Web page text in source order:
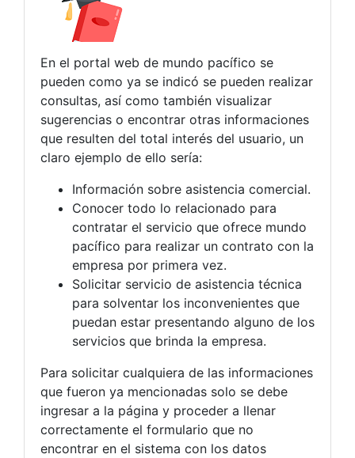
En el portal web de mundo pacífico se
pueden como ya se indicó se pueden realizar
consultas, así como también visualizar
sugerencias o encontrar otras informaciones
que resulten del total interés del usuario, un
claro ejemplo de ello sería:
Información sobre asistencia comercial.
Conocer todo lo relacionado para
contratar el servicio que ofrece mundo
pacífico para realizar un contrato con la
empresa por primera vez.
Solicitar servicio de asistencia técnica
para solventar los inconvenientes que
puedan estar presentando alguno de los
servicios que brinda la empresa.
Para solicitar cualquiera de las informaciones
que fueron ya mencionadas solo se debe
ingresar a la página y proceder a llenar
correctamente el formulario que no
encontrar en el sistema con los datos